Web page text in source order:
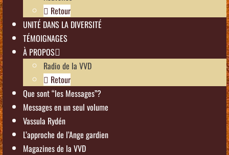
Retour
UNITÉ DANS LA DIVERSITÉ
TÉMOIGNAGES
À PROPOS
Radio de la VVD
Retour
Que sont “les Messages”?
Messages en un seul volume
Vassula Rydén
L’approche de l’Ange gardien
Magazines de la VVD